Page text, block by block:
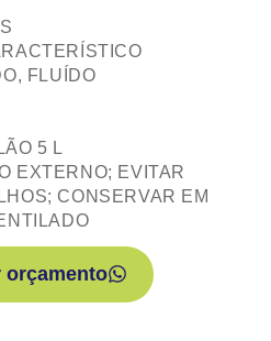
FLUÍDO
5 L
EXTERNO; EVITAR
CONSERVAR EM
orçamento